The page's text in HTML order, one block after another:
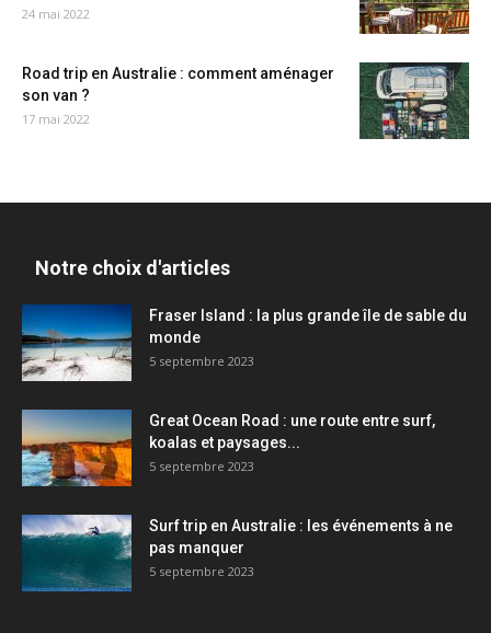
24 mai 2022
Road trip en Australie : comment aménager
son van ?
17 mai 2022
Notre choix d'articles
Fraser Island : la plus grande île de sable du
monde
5 septembre 2023
Great Ocean Road : une route entre surf,
koalas et paysages...
5 septembre 2023
Surf trip en Australie : les événements à ne
pas manquer
5 septembre 2023